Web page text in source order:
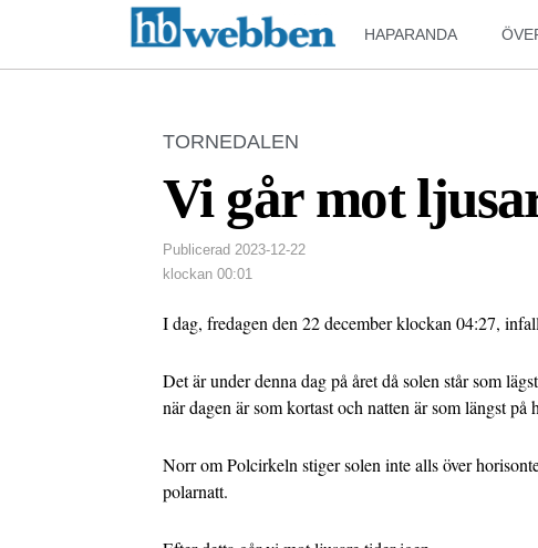
HAPARANDA
TORNEDALEN
Vi går mot
Publicerad 2023-12-22
klockan 00:01
I dag, fredagen den 22 december klockan 04:27,
Det är under denna dag på året då solen står som
när dagen är som kortast och natten är som längst på
Norr om Polcirkeln stiger solen inte alls över
polarnatt.